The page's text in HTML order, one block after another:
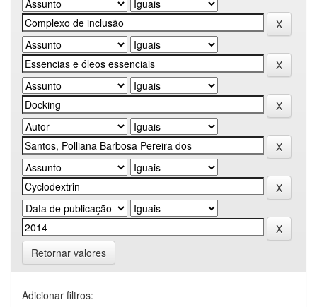
Retornar valores
Adicionar filtros: